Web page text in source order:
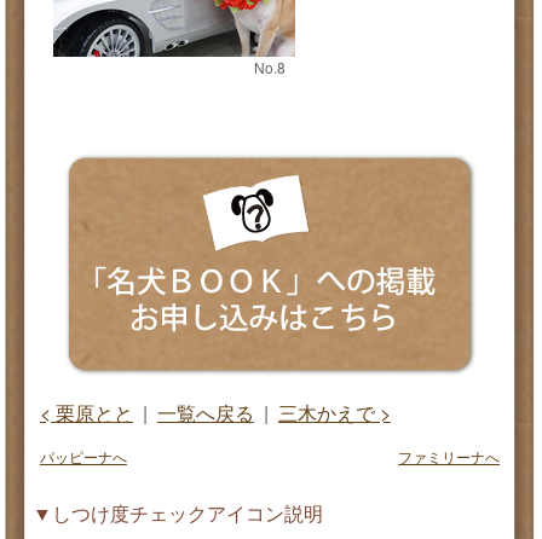
No.8
< 栗原とと | 一覧へ戻る | 三木かえで >
パッピーナへ ファミリーナへ
▼しつけ度チェックアイコン説明